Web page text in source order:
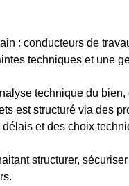
: conducteurs de
techniques et une
technique du
est structuré via des
et des choix
structurer,